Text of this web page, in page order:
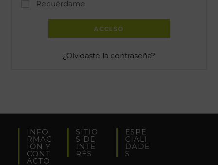
Recuérdame
ACCESO
¿Olvidaste la contraseña?
INFO
RMAC
IÓN Y
CONT
ACTO
SITIO
S DE
INTE
RÉS
ESPE
CIALI
DADE
S